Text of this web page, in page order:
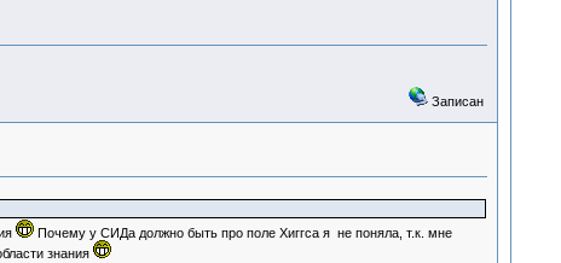
Записан
Почему у СИДа должно быть про поле Хиггса я не поняла, т.к. мне
знания